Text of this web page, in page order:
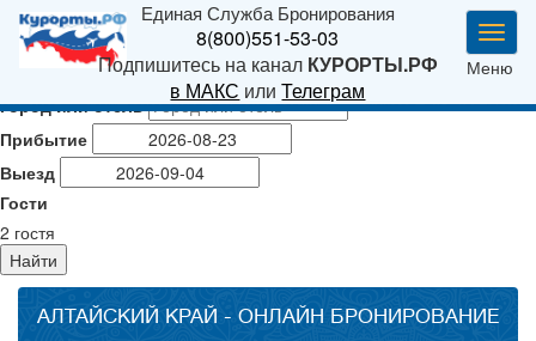
Единая Служба Бронирования
8(800)551-53-03
Подпишитесь на канал КУРОРТЫ.РФ
в МАКС илиТелеграм
Меню
Меню
Город или отель
Прибытие
Выезд
Гости
2 гостя
Найти
АЛТАЙСКИЙ КРАЙ - ОНЛАЙН БРОНИРОВАНИЕ